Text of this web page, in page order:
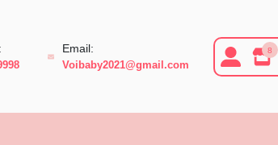
Email:
Voibaby2021@gmail.com
8